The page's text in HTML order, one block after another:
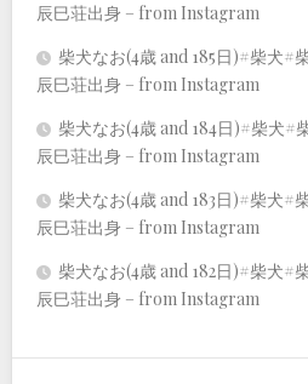
辰巳荘出身 – from Instagram
柴犬なお(4歳 and 185日)#柴犬#
辰巳荘出身 – from Instagram
柴犬なお(4歳 and 184日)#柴犬#
辰巳荘出身 – from Instagram
柴犬なお(4歳 and 183日)#柴犬#
辰巳荘出身 – from Instagram
柴犬なお(4歳 and 182日)#柴犬#
辰巳荘出身 – from Instagram